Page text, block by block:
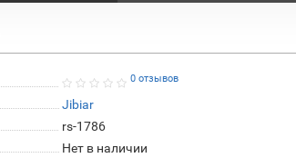
0 отзывов
Jibiar
rs-1786
Нет в наличии